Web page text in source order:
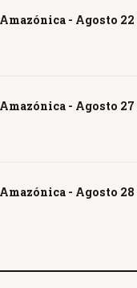
- Agosto 22
- Agosto 27
- Agosto 28